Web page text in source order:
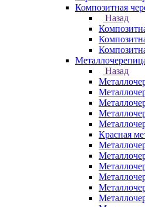
Композитная
Назад
Назад
Красная